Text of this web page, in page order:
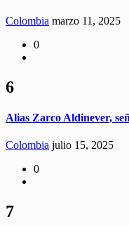
Colombia marzo 11, 2025
0
6
Alias Zarco Aldinever,
Colombia julio 15, 2025
0
7